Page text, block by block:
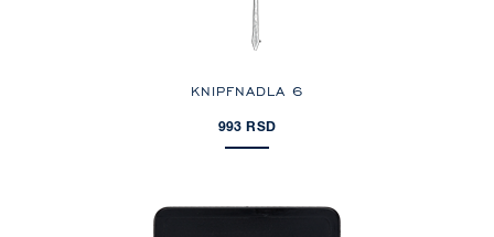
KNIPFNADLA 6
993 RSD